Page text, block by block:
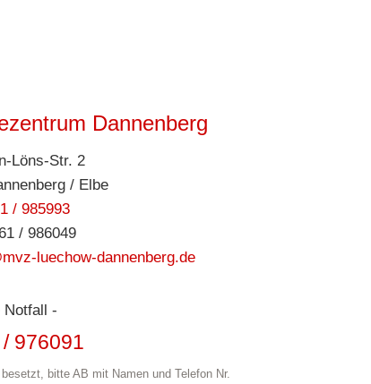
Dannenberg
Löns-Str. 2
/ Elbe
/ 985993
/ 986049
luechow-dannenberg.de
-
976091
bitte AB mit Namen und Telefon Nr.